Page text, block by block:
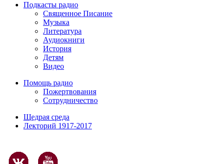
Подкасты радио
Священное Писание
Музыка
Литература
Аудиокниги
История
Детям
Видео
Помощь радио
Пожертвования
Сотрудничество
Щедрая среда
Лекторий 1917-2017